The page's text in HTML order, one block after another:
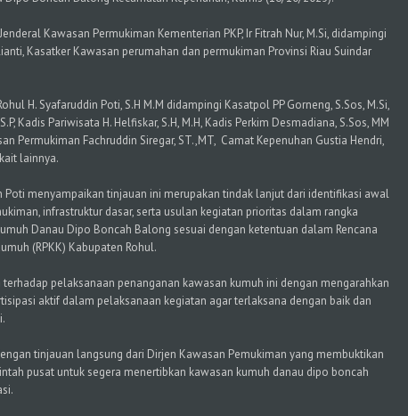
Kawasan Permukiman Kementerian PKP, Ir Fitrah Nur, M.Si, didampingi
Kasatker Kawasan perumahan dan permukiman Provinsi Riau Suindar
H. Syafaruddin Poti, S.H M.M didampingi Kasatpol PP Gorneng, S.Sos, M.Si,
Kadis Pariwisata H. Helfiskar, S.H, M.H, Kadis Perkim Desmadiana, S.Sos, MM
Permukiman Fachruddin Siregar, ST.,MT, Camat Kepenuhan Gustia Hendri,
lainnya.
Poti menyampaikan tinjauan ini merupakan tindak lanjut dari identifikasi awal
infrastruktur dasar, serta usulan kegiatan prioritas dalam rangka
Danau Dipo Boncah Balong sesuai dengan ketentuan dalam Rencana
(RPKK) Kabupaten Rohul.
pelaksanaan penanganan kawasan kumuh ini dengan mengarahkan
aktif dalam pelaksanaan kegiatan agar terlaksana dengan baik dan
tinjauan langsung dari Dirjen Kawasan Pemukiman yang membuktikan
pusat untuk segera menertibkan kawasan kumuh danau dipo boncah